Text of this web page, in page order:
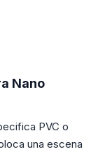
Nano
PVC o
una escena